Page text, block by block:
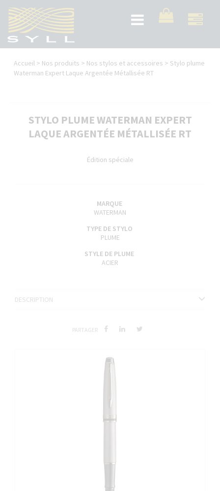
contenu
principal
Toggle
navigation
Vous
êtes
Accueil > Nos produits > Nos stylos et accessoires > Stylo plume
Waterman Expert Laque Argentée Métallisée RT
STYLO PLUME WATERMAN EXPERT
LAQUE ARGENTÉE MÉTALLISÉE RT
Édition spéciale
MARQUE
WATERMAN
TYPE DE STYLO
PLUME
STYLE DE PLUME
ACIER
DESCRIPTION
PARTAGER